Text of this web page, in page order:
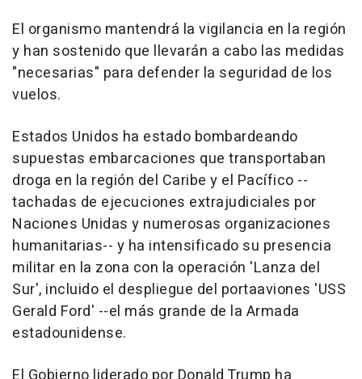
El organismo mantendrá la vigilancia en la región
y han sostenido que llevarán a cabo las medidas
"necesarias" para defender la seguridad de los
vuelos.
Estados Unidos ha estado bombardeando
supuestas embarcaciones que transportaban
droga en la región del Caribe y el Pacífico --
tachadas de ejecuciones extrajudiciales por
Naciones Unidas y numerosas organizaciones
humanitarias-- y ha intensificado su presencia
militar en la zona con la operación 'Lanza del
Sur', incluido el despliegue del portaaviones 'USS
Gerald Ford' --el más grande de la Armada
estadounidense.